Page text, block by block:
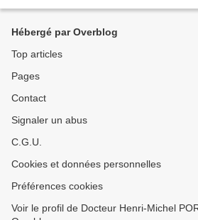
Hébergé par Overblog
Top articles
Pages
Contact
Signaler un abus
C.G.U.
Cookies et données personnelles
Préférences cookies
Voir le profil de Docteur Henri-Michel